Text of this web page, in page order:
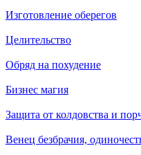
Изготовление оберегов
Целительство
Обряд на похудение
Бизнес магия
Защита от колдовства и
Венец безбрачия,